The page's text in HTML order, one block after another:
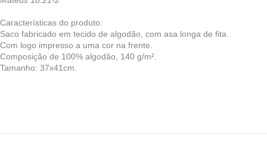
Características do produto:
Saco fabricado em tecido de algodão, com asa longa de fita.
Com logo impresso a uma cor na frente.
Composição de 100% algodão, 140 g/m².
Tamanho: 37x41cm.